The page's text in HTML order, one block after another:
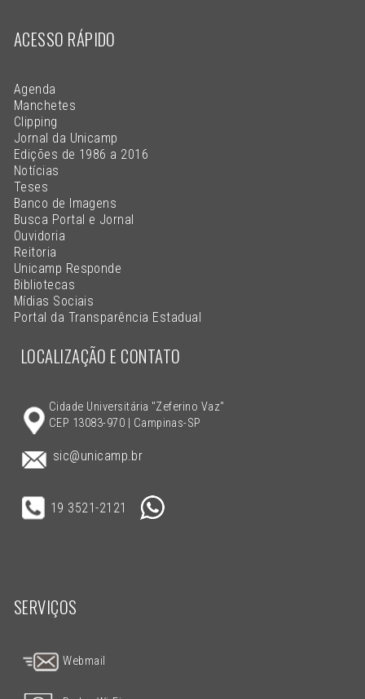
ACESSO RÁPIDO
Agenda
Manchetes
Clipping
Jornal da Unicamp
Edições de 1986 a 2016
Notícias
Teses
Banco de Imagens
Busca Portal e Jornal
Ouvidoria
Reitoria
Unicamp Responde
Bibliotecas
Mídias Sociais
Portal da Transparência Estadual
LOCALIZAÇÃO E CONTATO
Cidade Universitária "Zeferino Vaz"
CEP 13083-970 | Campinas-SP
sic@unicamp.br
19 3521-2121
SERVIÇOS
Webmail